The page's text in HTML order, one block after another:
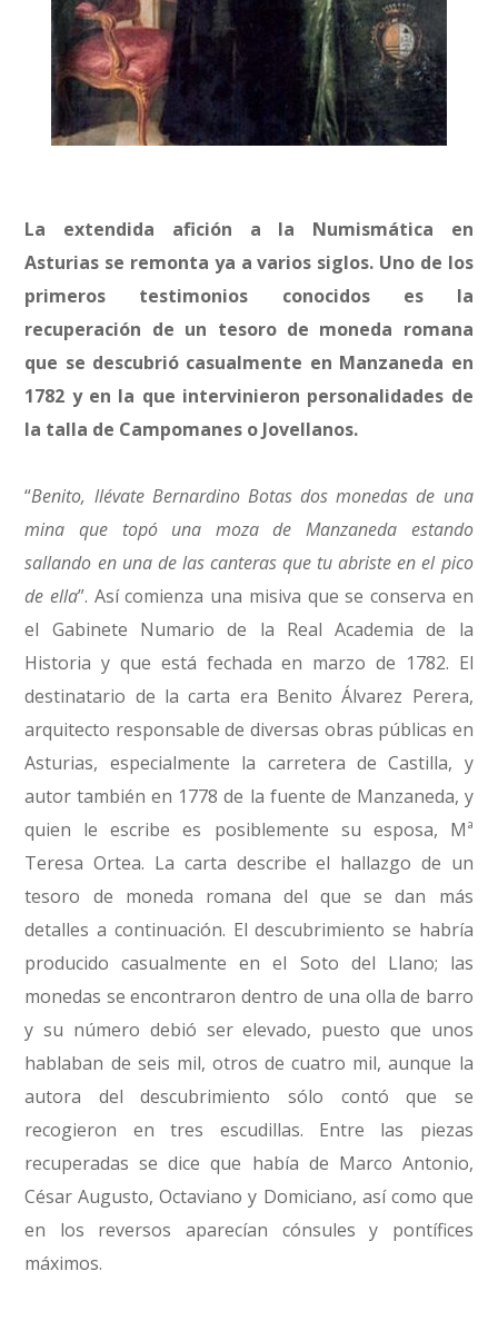
La extendida afición a la Numismática en
Asturias se remonta ya a varios siglos. Uno de los
primeros testimonios conocidos es la
recuperación de un tesoro de moneda romana
que se descubrió casualmente en Manzaneda en
1782 y en la que intervinieron personalidades de
la talla de Campomanes o Jovellanos.
“Benito, llévate Bernardino Botas dos monedas de una
mina que topó una moza de Manzaneda estando
sallando en una de las canteras que tu abriste en el pico
de ella”. Así comienza una misiva que se conserva en
el Gabinete Numario de la Real Academia de la
Historia y que está fechada en marzo de 1782. El
destinatario de la carta era Benito Álvarez Perera,
arquitecto responsable de diversas obras públicas en
Asturias, especialmente la carretera de Castilla, y
autor también en 1778 de la fuente de Manzaneda, y
quien le escribe es posiblemente su esposa, Mª
Teresa Ortea. La carta describe el hallazgo de un
tesoro de moneda romana del que se dan más
detalles a continuación. El descubrimiento se habría
producido casualmente en el Soto del Llano; las
monedas se encontraron dentro de una olla de barro
y su número debió ser elevado, puesto que unos
hablaban de seis mil, otros de cuatro mil, aunque la
autora del descubrimiento sólo contó que se
recogieron en tres escudillas. Entre las piezas
recuperadas se dice que había de Marco Antonio,
César Augusto, Octaviano y Domiciano, así como que
en los reversos aparecían cónsules y pontífices
máximos.